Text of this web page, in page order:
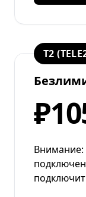
T2
Внимание: